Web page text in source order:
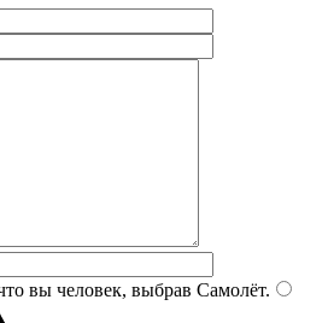
вы человек, выбрав Самолёт.